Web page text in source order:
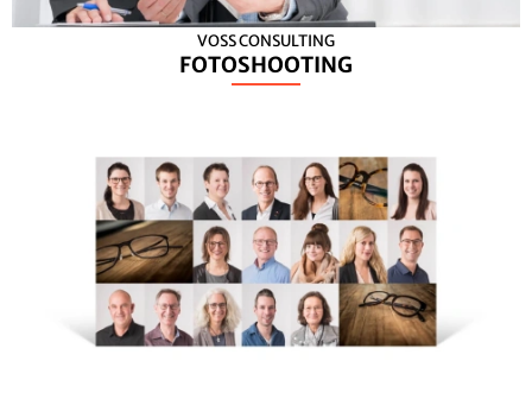
VOSS CONSULTING
FOTOSHOOTING